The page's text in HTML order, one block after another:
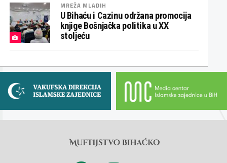
MREŽA MLADIH
U Bihaću i Cazinu održana promocija
knjige Bošnjačka politika u XX
stoljeću